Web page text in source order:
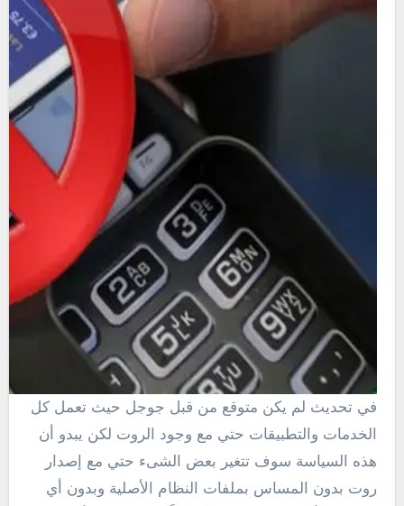
في تحديث لم يكن متوقع من قبل جوجل حيث تعمل كل
الخدمات والتطبيقات حتي مع وجود الروت لكن يبدو أن
هذه السياسة سوف تتغير بعض الشىء حتي مع إصدار
روت بدون المساس بملفات النظام الأصلية وبدون أي